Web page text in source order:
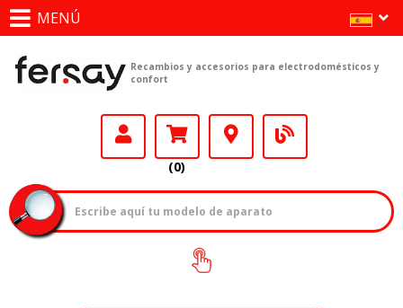
MENÚ
Recambios y accesorios para electrodomésticos y
confort
(0)
¿Cómo encontrar
tu modelo?